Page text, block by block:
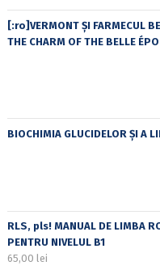
[:ro]VERMONT ȘI FARMECUL
THE CHARM OF THE BELLE
BIOCHIMIA GLUCIDELOR ȘI A
RLS, pls! MANUAL DE LIMBA
PENTRU NIVELUL B1
65,00 lei